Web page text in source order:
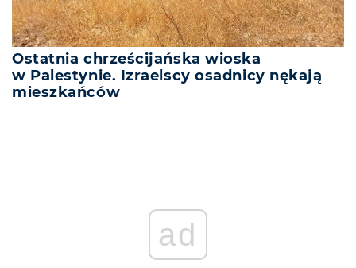
Ostatnia chrześcijańska wioska
w Palestynie. Izraelscy osadnicy nękają
mieszkańców
ad